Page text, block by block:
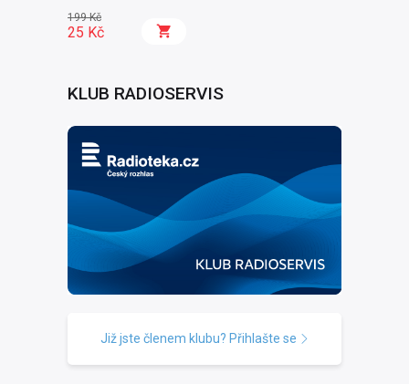
Na frontě
199 Kč
25 Kč
KLUB RADIOSERVIS
Již jste členem klubu? Přihlašte se